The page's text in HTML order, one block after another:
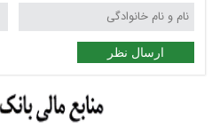
ارسال نظر